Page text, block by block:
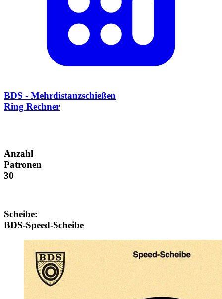
BDS - Mehrdistanzschießen
Ring Rechner
Anzahl
Patronen
30
Scheibe:
BDS-Speed-Scheibe